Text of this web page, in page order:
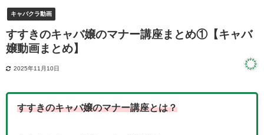
キャバクラ動画
すすきのキャバ嬢のマナー講座まとめ①【キャバ
嬢動画まとめ】
2025年11月10日
すすきのキャバ嬢のマナー講座とは？